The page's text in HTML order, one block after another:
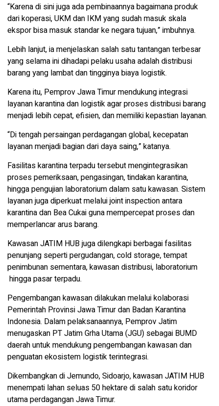
“Karena di sini juga ada pembinaannya bagaimana produk
dari koperasi, UKM dan IKM yang sudah masuk skala
ekspor bisa masuk standar ke negara tujuan,” imbuhnya.
Lebih lanjut, ia menjelaskan salah satu tantangan terbesar
yang selama ini dihadapi pelaku usaha adalah distribusi
barang yang lambat dan tingginya biaya logistik.
Karena itu, Pemprov Jawa Timur mendukung integrasi
layanan karantina dan logistik agar proses distribusi barang
menjadi lebih cepat, efisien, dan memiliki kepastian layanan.
“Di tengah persaingan perdagangan global, kecepatan
layanan menjadi bagian dari daya saing,” katanya.
Fasilitas karantina terpadu tersebut mengintegrasikan
proses pemeriksaan, pengasingan, tindakan karantina,
hingga pengujian laboratorium dalam satu kawasan. Sistem
layanan juga diperkuat melalui joint inspection antara
karantina dan Bea Cukai guna mempercepat proses dan
memperlancar arus barang.
Kawasan JATIM HUB juga dilengkapi berbagai fasilitas
penunjang seperti pergudangan, cold storage, tempat
penimbunan sementara, kawasan distribusi, laboratorium
hingga pasar terpadu.
Pengembangan kawasan dilakukan melalui kolaborasi
Pemerintah Provinsi Jawa Timur dan Badan Karantina
Indonesia. Dalam pelaksanaannya, Pemprov Jatim
menugaskan PT Jatim Grha Utama (JGU) sebagai BUMD
daerah untuk mendukung pengembangan kawasan dan
penguatan ekosistem logistik terintegrasi.
Dikembangkan di Jemundo, Sidoarjo, kawasan JATIM HUB
menempati lahan seluas 50 hektare di salah satu koridor
utama perdagangan Jawa Timur.